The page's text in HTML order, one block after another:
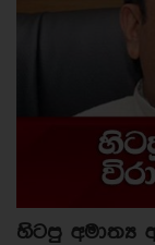
හිටපු අමාත්‍ය